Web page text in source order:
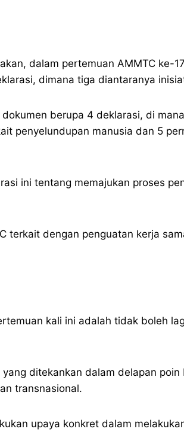
dalam pertemuan AMMTC ke-
dimana tiga diantaranya
berupa 4 deklarasi, di
penyelundupan manusia dan 5
ini tentang memajukan proses
terkait dengan penguatan kerja
kali ini adalah tidak boleh
ditekankan dalam delapan
transnasional.
upaya konkret dalam